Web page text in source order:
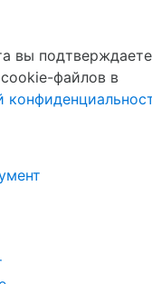
вы подтверждаете
файлов в